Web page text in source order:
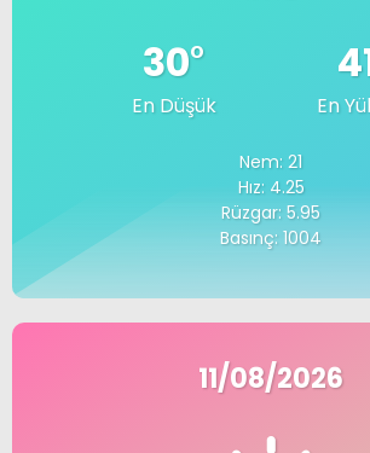
30°
En Düşük En
Nem: 21
Hız: 4.25
Rüzgar: 5.95
Basınç: 1004
11/08/2026